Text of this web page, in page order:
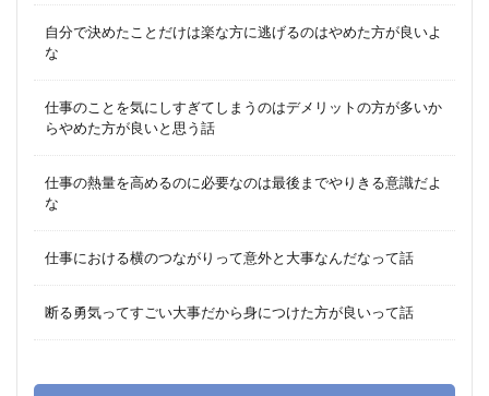
自分で決めたことだけは楽な方に逃げるのはやめた方が良いよ
な
仕事のことを気にしすぎてしまうのはデメリットの方が多いか
らやめた方が良いと思う話
仕事の熱量を高めるのに必要なのは最後までやりきる意識だよ
な
仕事における横のつながりって意外と大事なんだなって話
断る勇気ってすごい大事だから身につけた方が良いって話